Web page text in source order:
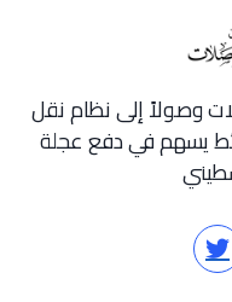
وصولاً إلى نظام نقل
يسهم في دفع عجلة